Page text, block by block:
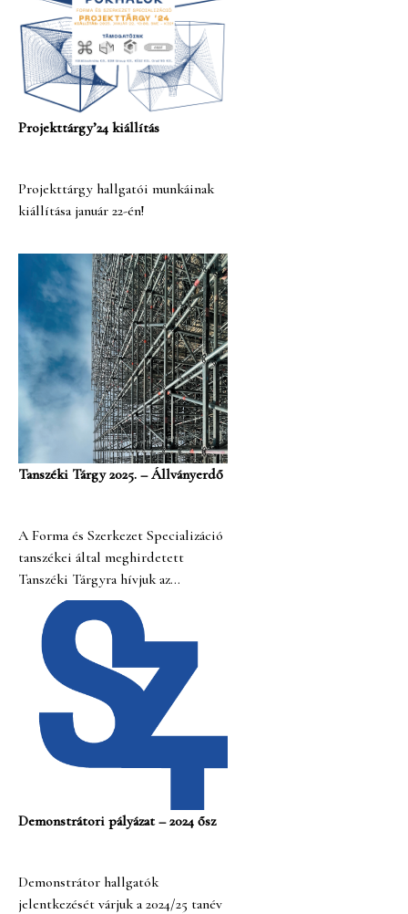
Projekttárgy’24 kiállítás
Projekttárgy hallgatói munkáinak
kiállítása január 22-én!
Tanszéki Tárgy 2025. – Állványerdő
A Forma és Szerkezet Specializáció
tanszékei által meghirdetett
Tanszéki Tárgyra hívjuk az
érdeklődő hallgatókat!
Demonstrátori pályázat – 2024 ősz
Demonstrátor hallgatók
jelentkezését várjuk a 2024/25 tanév